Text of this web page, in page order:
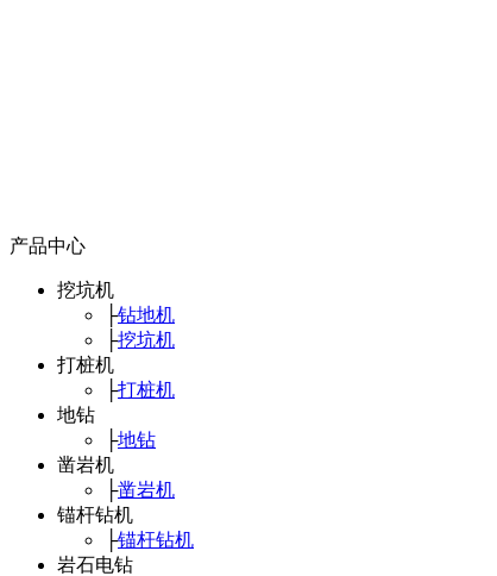
产品中心
挖坑机
├钻地机
├挖坑机
打桩机
├打桩机
地钻
├地钻
凿岩机
├凿岩机
锚杆钻机
├锚杆钻机
岩石电钻